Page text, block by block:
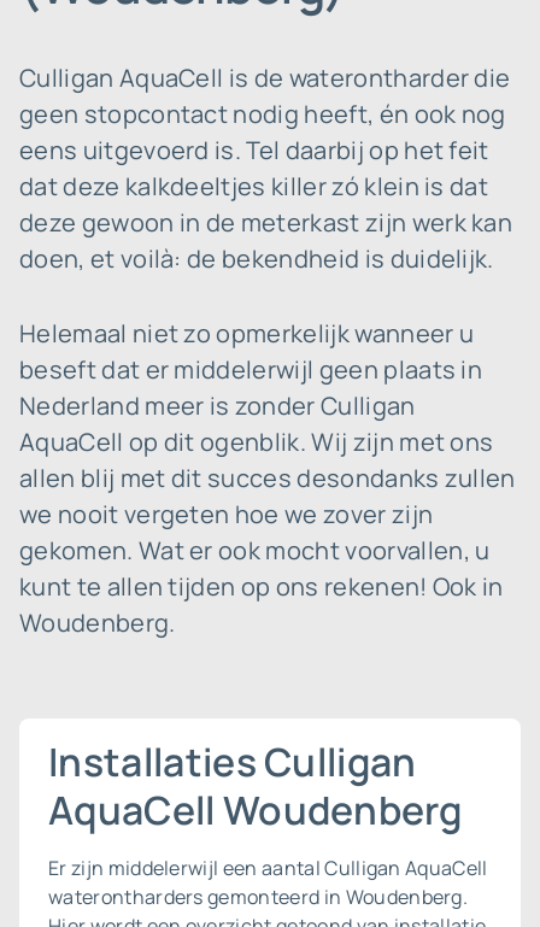
Culligan AquaCell is de waterontharder die
geen stopcontact nodig heeft, én ook nog
eens uitgevoerd is. Tel daarbij op het feit
dat deze kalkdeeltjes killer zó klein is dat
deze gewoon in de meterkast zijn werk kan
doen, et voilà: de bekendheid is duidelijk.
Helemaal niet zo opmerkelijk wanneer u
beseft dat er middelerwijl geen plaats in
Nederland meer is zonder Culligan
AquaCell op dit ogenblik. Wij zijn met ons
allen blij met dit succes desondanks zullen
we nooit vergeten hoe we zover zijn
gekomen. Wat er ook mocht voorvallen, u
kunt te allen tijden op ons rekenen! Ook in
Woudenberg.
Installaties Culligan
AquaCell Woudenberg
Er zijn middelerwijl een aantal Culligan AquaCell
waterontharders gemonteerd in Woudenberg.